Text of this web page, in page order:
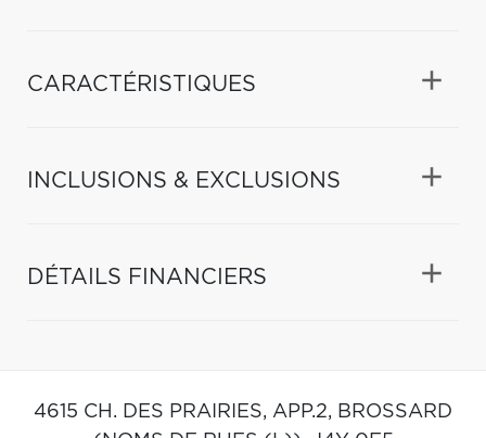
CARACTÉRISTIQUES
INCLUSIONS & EXCLUSIONS
DÉTAILS FINANCIERS
4615 CH. DES PRAIRIES, APP.2, BROSSARD